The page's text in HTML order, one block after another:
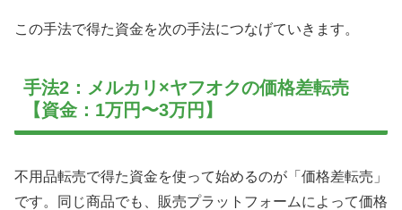
この手法で得た資金を次の手法につなげていきます。
手法2：メルカリ×ヤフオクの価格差転売
【資金：1万円〜3万円】
不用品転売で得た資金を使って始めるのが「価格差転売」
です。同じ商品でも、販売プラットフォームによって価格